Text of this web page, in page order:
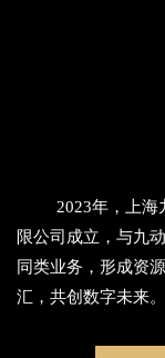
2023年，上海
限公司成立，与九
同类业务，形成资
汇，共创数字未来。